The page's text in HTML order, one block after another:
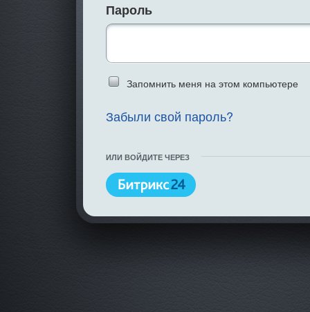
Пароль
Введите слово
Запомнить меня на этом компьютере
Забыли свой пароль?
ИЛИ ВОЙДИТЕ ЧЕРЕЗ